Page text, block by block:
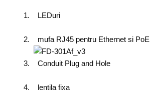
1. LEDuri
2. mufa RJ45 pentru Ethernet si PoE
3. Conduit Plug and Hole
4. lentila fixa